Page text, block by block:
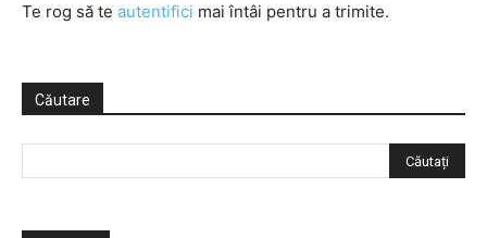
Te rog să te autentifici mai întâi pentru a trimite.
Căutare